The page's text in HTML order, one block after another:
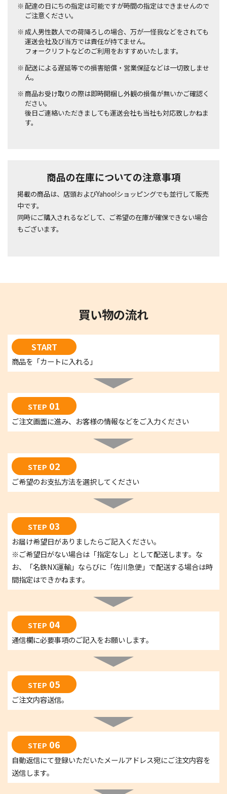
配達の日にちの指定は可能ですが時間の指定はできませんので
ご注意ください。
成人男性数人での荷降ろしの場合、万が一怪我などをされても
運送会社及び当方では責任が持てません。
フォークリフトなどのご利用をおすすめいたします。
配送による遅延等での損害賠償・営業保証などは一切致しませ
ん。
商品お受け取りの際は即時開梱し外観の損傷が無いかご確認く
ださい。
後日ご連絡いただきましても運送会社も当社も対応致しかねま
す。
商品の在庫についての注意事項
掲載の商品は、店頭およびYahoo!ショッピングでも並行して販売
中です。
同時にご購入されるなどして、ご希望の在庫が確保できない場合
もございます。
買い物の流れ
START
商品を「カートに入れる」
STEP 01
ご注文画面に進み、お客様の情報などをご入力ください
STEP 02
ご希望のお支払方法を選択してください
STEP 03
お届け希望日がありましたらご記入ください。
※ご希望日がない場合は「指定なし」として配送します。な
お、「名鉄NX運輸」ならびに「佐川急便」で配送する場合は時
間指定はできかねます。
STEP 04
通信欄に必要事項のご記入をお願いします。
STEP 05
ご注文内容送信。
STEP 06
自動返信にて登録いただいたメールアドレス宛にご注文内容を
送信します。